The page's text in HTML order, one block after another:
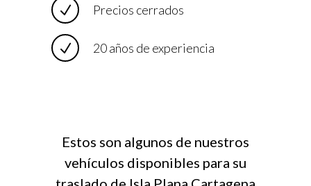
Precios cerrados
20 años de experiencia
Estos son algunos de nuestros
vehículos disponibles para su